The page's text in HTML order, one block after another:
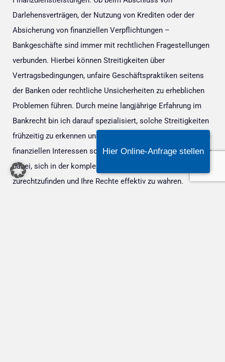
Darlehensverträgen, der Nutzung von Krediten oder der
Absicherung von finanziellen Verpflichtungen –
Bankgeschäfte sind immer mit rechtlichen Fragestellungen
verbunden. Hierbei können Streitigkeiten über
Vertragsbedingungen, unfaire Geschäftspraktiken seitens
der Banken oder rechtliche Unsicherheiten zu erheblichen
Problemen führen. Durch meine langjährige Erfahrung im
Bankrecht bin ich darauf spezialisiert, solche Streitigkeiten
frühzeitig zu erkennen und Lösungen zu entwickeln, die Ihre
finanziellen Interessen schützen. Meine Beratung hilft Ihnen
dabei, sich in der komplexen Welt des Bankrechts
zurechtzufinden und Ihre Rechte effektiv zu wahren.
Hier Online-Anfrage stellen